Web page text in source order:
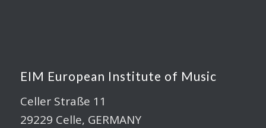
EIM European Institute of Music
Celler Straße 11
29229 Celle, GERMANY